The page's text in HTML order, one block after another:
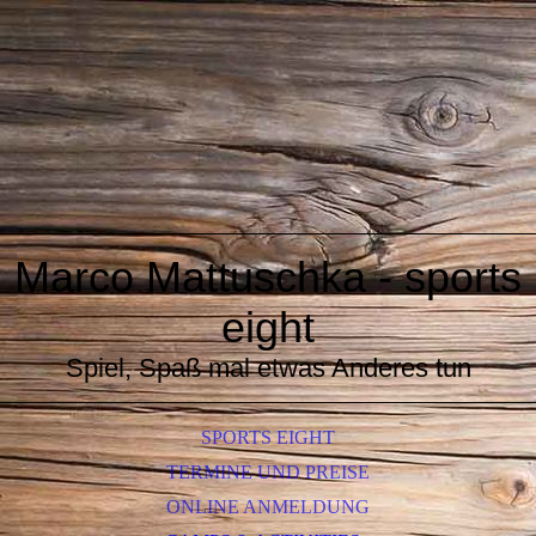
Marco Mattuschka - sports
eight
Spiel, Spaß mal etwas Anderes tun
SPORTS EIGHT
TERMINE UND PREISE
ONLINE ANMELDUNG